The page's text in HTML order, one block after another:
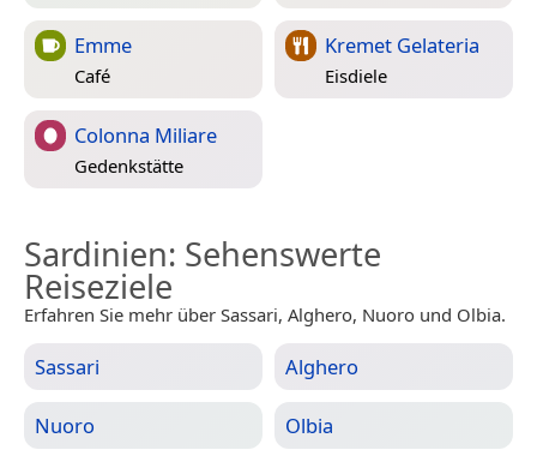
Emme
Café
Kremet Gelateria
Eisdiele
Colonna Miliare
Gedenkstätte
Sardinien: Sehenswerte
Reiseziele
Erfahren Sie mehr über Sassari, Alghero, Nuoro und Olbia.
Sassari Alghero
Nuoro Olbia